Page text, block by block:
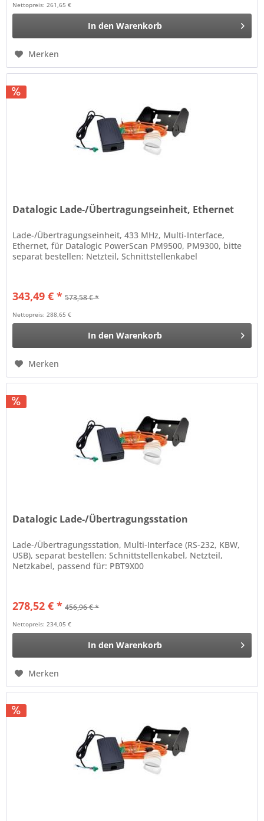
Nettopreis: 261,65 €
In den Warenkorb
Merken
Datalogic Lade-/Übertragungseinheit, Ethernet
Lade-/Übertragungseinheit, 433 MHz, Multi-Interface,
Ethernet, für Datalogic PowerScan PM9500, PM9300, bitte
separat bestellen: Netzteil, Schnittstellenkabel
343,49 € * 573,58 € *
Nettopreis: 288,65 €
In den Warenkorb
Merken
Datalogic Lade-/Übertragungsstation
Lade-/Übertragungsstation, Multi-Interface (RS-232, KBW,
USB), separat bestellen: Schnittstellenkabel, Netzteil,
Netzkabel, passend für: PBT9X00
278,52 € * 456,96 € *
Nettopreis: 234,05 €
In den Warenkorb
Merken